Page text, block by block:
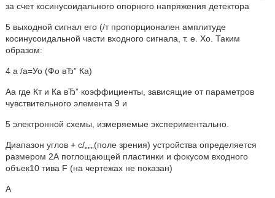
за счет косинусоидального опорного напряжения детектора
5 выходной сигнал его (/т пропорционален амплитуде
косинусоидальной части входного сигнала, т. е. Хо. Таким
образом:
4 а /а=Уо (Фо вЂ” Ка)
Аа где Кт и Ка вЂ” коэффициенты, зависящие от параметров
чувствительного элемента 9 и
5 электронной схемы, измеряемые экспериментально.
Диапазон углов + с/„„„(поле зрения) устройства определяется
размером 2А поглощающей пластинки и фокусом входного
объек10 тива F (на чертежах не показан)
А